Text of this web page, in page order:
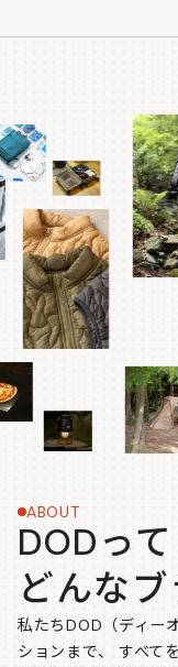
ABOUT
DODって
どんな
私たちDOD（ディー
ションまで、
すべて